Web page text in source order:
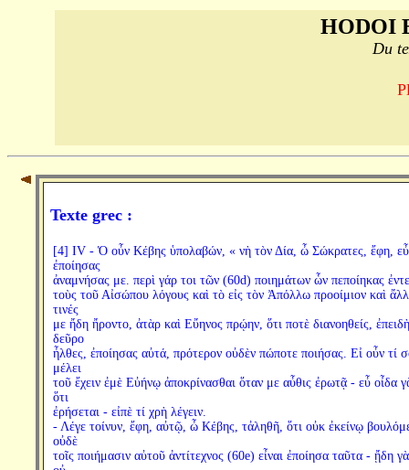
HODOI
Du
Texte grec :
[4] IV - Ὁ οὖν Κέβης ὑπολαβών, « νὴ τὸν Δία, ὦ Σώκρατες, ἔφη, εὖ
ἐποίησας
ἀναμνήσας με. περὶ γάρ τοι τῶν (60d) ποιημάτων ὧν πεποίηκας
τοὺς τοῦ Αἰσώπου λόγους καὶ τὸ εἰς τὸν Ἀπόλλω προοίμιον καὶ
τινές
με ἤδη ἤροντο, ἀτὰρ καὶ Εὔηνος πρῴην, ὅτι ποτὲ διανοηθείς, ἐπειδὴ
δεῦρο
ἦλθες, ἐποίησας αὐτά, πρότερον οὐδὲν πώποτε ποιήσας. Εἰ οὖν τί
μέλει
τοῦ ἔχειν ἐμὲ Εὐήνῳ ἀποκρίνασθαι ὅταν με αὖθις ἐρωτᾷ - εὖ οἶδα
ὅτι
ἐρήσεται - εἰπὲ τί χρὴ λέγειν.
- Λέγε τοίνυν, ἔφη, αὐτῷ, ὦ Κέβης, τἀληθῆ, ὅτι οὐκ ἐκείνῳ
οὐδὲ
τοῖς ποιήμασιν αὐτοῦ ἀντίτεχνος (60e) εἶναι ἐποίησα ταῦτα - ᾔδη